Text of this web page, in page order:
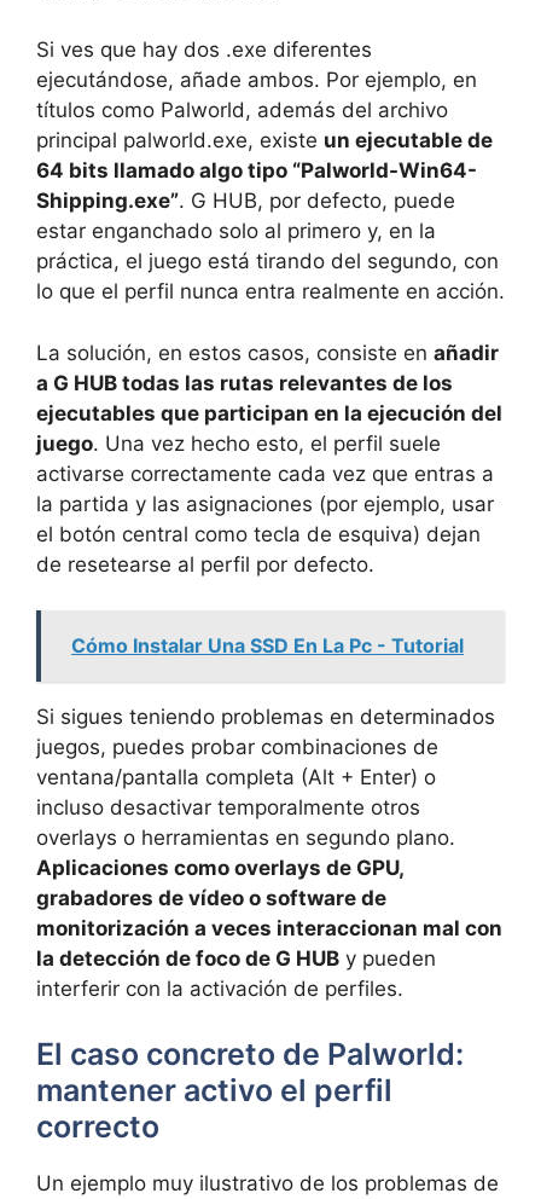
Si ves que hay dos .exe diferentes
ejecutándose, añade ambos. Por ejemplo, en
títulos como Palworld, además del archivo
principal palworld.exe, existe un ejecutable de
64 bits llamado algo tipo “Palworld-Win64-
Shipping.exe”. G HUB, por defecto, puede
estar enganchado solo al primero y, en la
práctica, el juego está tirando del segundo, con
lo que el perfil nunca entra realmente en acción.
La solución, en estos casos, consiste en añadir
a G HUB todas las rutas relevantes de los
ejecutables que participan en la ejecución del
juego. Una vez hecho esto, el perfil suele
activarse correctamente cada vez que entras a
la partida y las asignaciones (por ejemplo, usar
el botón central como tecla de esquiva) dejan
de resetearse al perfil por defecto.
Cómo Instalar Una SSD En La Pc - Tutorial
Si sigues teniendo problemas en determinados
juegos, puedes probar combinaciones de
ventana/pantalla completa (Alt + Enter) o
incluso desactivar temporalmente otros
overlays o herramientas en segundo plano.
Aplicaciones como overlays de GPU,
grabadores de vídeo o software de
monitorización a veces interaccionan mal con
la detección de foco de G HUB y pueden
interferir con la activación de perfiles.
El caso concreto de Palworld:
mantener activo el perfil
correcto
Un ejemplo muy ilustrativo de los problemas de